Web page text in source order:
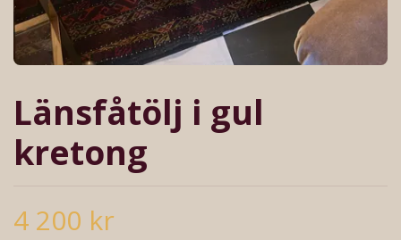
Länsfåtölj i gul
kretong
4 200 kr